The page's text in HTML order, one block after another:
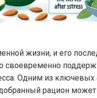
жизни, и его
своевременно
Одним из ключевых
рацион